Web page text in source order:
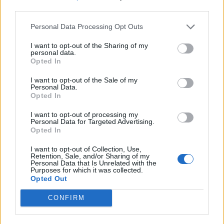
Personal Data Processing Opt Outs
I want to opt-out of the Sharing of my
personal data.
Opted In
I want to opt-out of the Sale of my
Personal Data.
Opted In
I want to opt-out of processing my
Personal Data for Targeted Advertising.
Opted In
I want to opt-out of Collection, Use,
Retention, Sale, and/or Sharing of my
Personal Data that Is Unrelated with the
Purposes for which it was collected.
Opted Out
CONFIRM
Κρήτη: Αποσωληνώθηκε η 3χρονη που
νοσηλεύεται στη ΜΕΘ Παίδων του ΠΑΓΝΗ
ΕΠΙΚΑΙΡΌΤΗΤΑ 27/05/2026 - 17:29